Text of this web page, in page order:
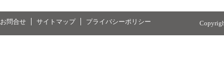
お問合せ サイトマップ プライバシーポリシー